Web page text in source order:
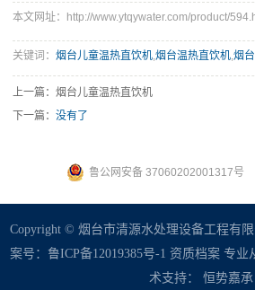
本文网址：http://www.ytqywater.com/product/
关键词： 烟台儿童温热直饮机, 烟台温热直饮机, 烟
上一篇： 烟台儿童温热直饮机
下一篇： 没有了
鲁公网安备 37060202001317号
Copyright © 烟台市清源水处理设备工程有
案号： 鲁ICP备12019385号-1 资质档案专业
术支持： 恒势嘉承